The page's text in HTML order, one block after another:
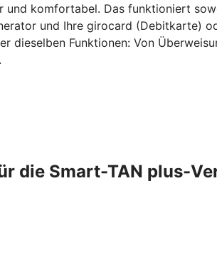
komfortabel. Das funktioniert
und Ihre girocard (Debitkarte)
dieselben Funktionen: Von
die Smart-TAN plus-